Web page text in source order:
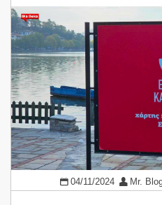
04/11/2024 Mr.